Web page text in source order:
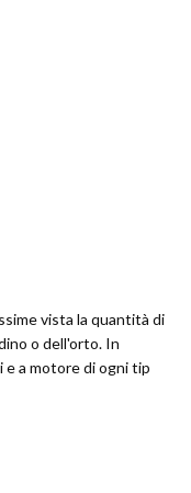
vista la quantità di
o dell'orto. In
e a motore di ogni tip